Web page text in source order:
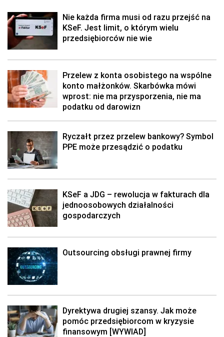
Nie każda firma musi od razu przejść na
KSeF. Jest limit, o którym wielu
przedsiębiorców nie wie
Przelew z konta osobistego na wspólne
konto małżonków. Skarbówka mówi
wprost: nie ma przysporzenia, nie ma
podatku od darowizn
Ryczałt przez przelew bankowy? Symbol
PPE może przesądzić o podatku
KSeF a JDG – rewolucja w fakturach dla
jednoosobowych działalności
gospodarczych
Outsourcing obsługi prawnej firmy
Dyrektywa drugiej szansy. Jak może
pomóc przedsiębiorcom w kryzysie
finansowym [WYWIAD]